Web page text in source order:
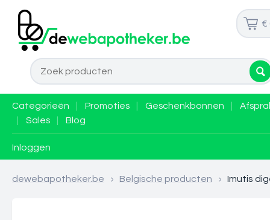
€
Categorieën Promoties Geschenkbonnen
Sales Blog
Inloggen
dewebapotheker.be > Belgische producten > Imutis